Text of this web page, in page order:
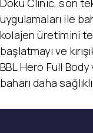
Doku Clinic, son
uygulamaları ile
kolajen üretimini
başlatmayı ve
BBL Hero Full
baharı daha